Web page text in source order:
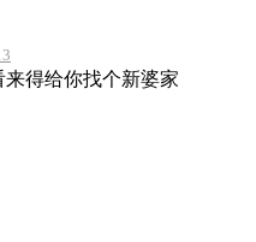
得给你找个新婆家